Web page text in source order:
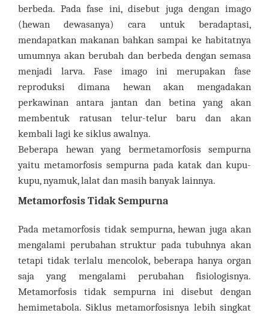
berbeda. Pada fase ini, disebut juga dengan imago
(hewan dewasanya) cara untuk beradaptasi,
mendapatkan makanan bahkan sampai ke habitatnya
umumnya akan berubah dan berbeda dengan semasa
menjadi larva. Fase imago ini merupakan fase
reproduksi dimana hewan akan mengadakan
perkawinan antara jantan dan betina yang akan
membentuk ratusan telur-telur baru dan akan
kembali lagi ke siklus awalnya.
Beberapa hewan yang bermetamorfosis sempurna
yaitu metamorfosis sempurna pada katak dan kupu-
kupu, nyamuk, lalat dan masih banyak lainnya.
Metamorfosis Tidak Sempurna
Pada metamorfosis tidak sempurna, hewan juga akan
mengalami perubahan struktur pada tubuhnya akan
tetapi tidak terlalu mencolok, beberapa hanya organ
saja yang mengalami perubahan fisiologisnya.
Metamorfosis tidak sempurna ini disebut dengan
hemimetabola. Siklus metamorfosisnya lebih singkat